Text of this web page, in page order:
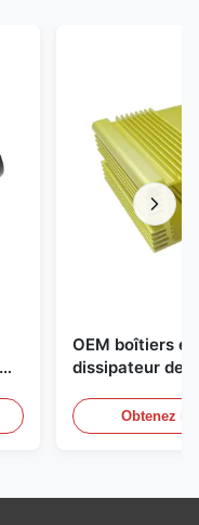
OEM boîtiers
dissipateur de
compactes
Obtenez